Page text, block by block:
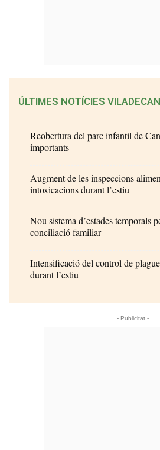
ÚLTIMES NOTÍCIES
Reobertura del parc infantil de
importants
Augment de les inspeccions
intoxicacions durant l’estiu
Nou sistema d’estades temporals
conciliació familiar
Intensificació del control de
durant l’estiu
- Publicitat -